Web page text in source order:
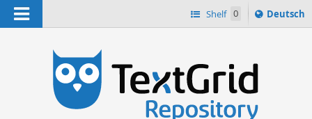
Navigation Shelf 0
Sprache
ï¿½ndern
Deutsch